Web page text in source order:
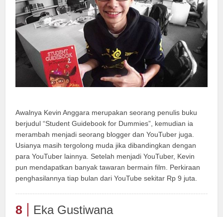
Awalnya Kevin Anggara merupakan seorang penulis buku
berjudul “Student Guidebook for Dummies”, kemudian ia
merambah menjadi seorang blogger dan YouTuber juga.
Usianya masih tergolong muda jika dibandingkan dengan
para YouTuber lainnya. Setelah menjadi YouTuber, Kevin
pun mendapatkan banyak tawaran bermain film. Perkiraan
penghasilannya tiap bulan dari YouTube sekitar Rp 9 juta.
8 Eka Gustiwana